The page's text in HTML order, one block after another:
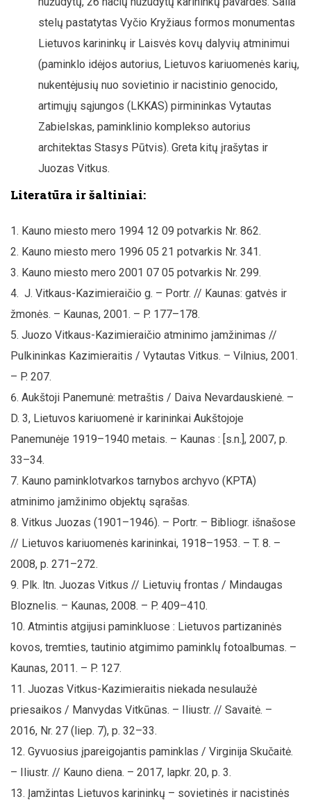
stelų pastatytas Vyčio Kryžiaus formos monumentas
Lietuvos karininkų ir Laisvės kovų dalyvių atminimui
(paminklo idėjos autorius, Lietuvos kariuomenės karių,
nukentėjusių nuo sovietinio ir nacistinio genocido,
artimųjų sąjungos (LKKAS) pirmininkas Vytautas
Zabielskas, paminklinio komplekso autorius
architektas Stasys Pūtvis). Greta kitų įrašytas ir
Juozas Vitkus.
Literatūra ir šaltiniai:
Kauno miesto mero 1994 12 09 potvarkis Nr. 862.
Kauno miesto mero 1996 05 21 potvarkis Nr. 341.
Kauno miesto mero 2001 07 05 potvarkis Nr. 299.
J. Vitkaus-Kazimieraičio g. – Portr. // Kaunas: gatvės ir
žmonės. – Kaunas, 2001. – P. 177–178.
Juozo Vitkaus-Kazimieraičio atminimo įamžinimas //
Pulkininkas Kazimieraitis / Vytautas Vitkus. – Vilnius, 2001.
– P. 207.
Aukštoji Panemunė: metraštis / Daiva Nevardauskienė. –
D. 3, Lietuvos kariuomenė ir karininkai Aukštojoje
Panemunėje 1919–1940 metais. – Kaunas : [s.n.], 2007, p.
33–34.
Kauno paminklotvarkos tarnybos archyvo (KPTA)
atminimo įamžinimo objektų sąrašas.
Vitkus Juozas (1901–1946). – Portr. – Bibliogr. išnašose
// Lietuvos kariuomenės karininkai, 1918–1953. – T. 8. –
2008, p. 271–272.
Plk. ltn. Juozas Vitkus // Lietuvių frontas / Mindaugas
Bloznelis. – Kaunas, 2008. – P. 409–410.
Atmintis atgijusi paminkluose : Lietuvos partizaninės
kovos, tremties, tautinio atgimimo paminklų fotoalbumas. –
Kaunas, 2011. – P. 127.
Juozas Vitkus-Kazimieraitis niekada nesulaužė
priesaikos / Manvydas Vitkūnas. – Iliustr. // Savaitė. –
2016, Nr. 27 (liep. 7), p. 32–33.
Gyvuosius įpareigojantis paminklas / Virginija Skučaitė.
– Iliustr. // Kauno diena. – 2017, lapkr. 20, p. 3.
Įamžintas Lietuvos karininkų – sovietinės ir nacistinės